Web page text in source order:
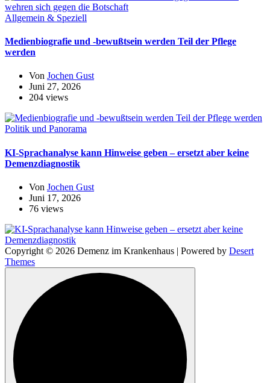
Allgemein & Speziell
Medienbiografie und -bewußtsein werden Teil der Pflege
werden
Von Jochen Gust
Juni 27, 2026
204 views
Politik und Panorama
KI-Sprachanalyse kann Hinweise geben – ersetzt aber keine
Demenzdiagnostik
Von Jochen Gust
Juni 17, 2026
76 views
Copyright © 2026 Demenz im Krankenhaus | Powered by Desert
Themes